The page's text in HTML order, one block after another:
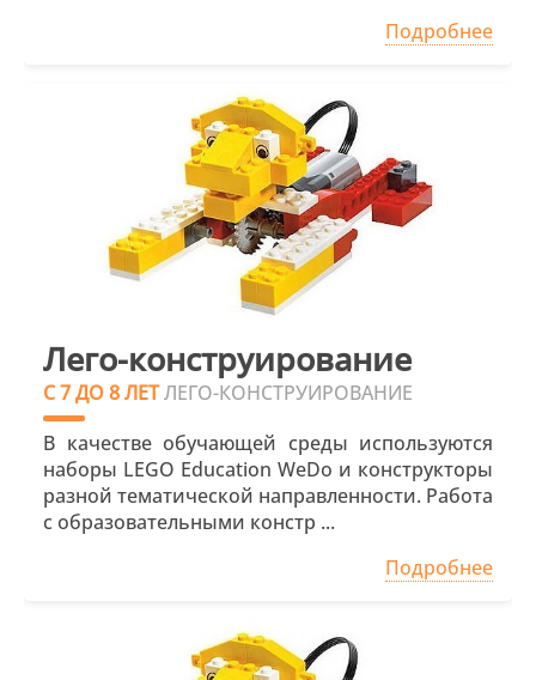
Подробнее
Лего-конструирование
С 7 ДО 8 ЛЕТЛЕГО-КОНСТРУИРОВАНИЕ
В качестве обучающей среды используются
наборы LEGO Education WeDo и конструкторы
разной тематической направленности. Работа
с образовательными констр ...
Подробнее